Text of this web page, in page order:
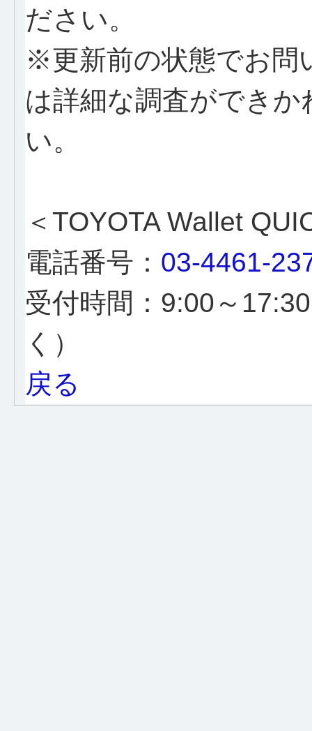
ださい。
※更新前の状態でお問
は詳細な調査ができ
い。
＜TOYOTA Wallet
電話番号： 03-4461-
受付時間：9:00～
く）
戻る